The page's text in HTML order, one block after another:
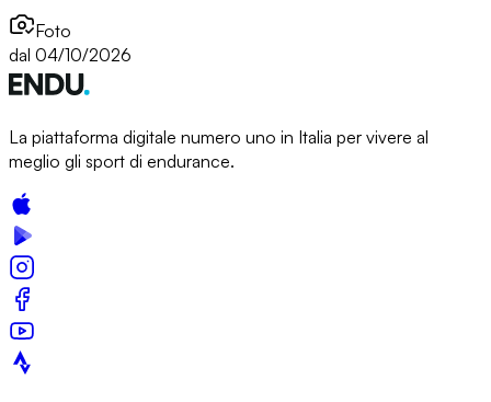
Foto
dal 04/10/2026
La piattaforma digitale numero uno in Italia per vivere al
meglio gli sport di endurance.